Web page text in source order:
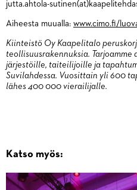
jutta.ahtola-
Aiheesta muualla: www.cimo.fi/
Kiinteistö Oy Kaapelitalo
teollisuusrakennuksia.
järjestöille, taiteilijoille ja
Suvilahdessa. Vuosittain yli 600
lähes 400 000 vierailijalle.
Katso myös: